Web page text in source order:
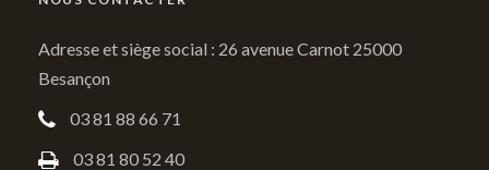
Adresse et siège social : 26 avenue Carnot 25000
Besançon
03 81 88 66 71
03 81 80 52 40